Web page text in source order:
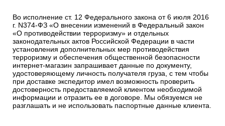
Во исполнение ст. 12 Федерального закона от 6 июля 2016
г. N374-ФЗ «О внесении изменений в Федеральный закон
«О противодействии терроризму» и отдельных
законодательных актов Российской Федерации в части
установления дополнительных мер противодействия
терроризму и обеспечения общественной безопасности
интернет-магазин запрашивает данные по документу,
удостоверяющему личность получателя груза, с тем чтобы
при доставке экспедитор имел возможность проверить
достоверность предоставляемой клиентом необходимой
информации и отразить ее в договоре. Мы обязуемся не
разглашать и не использовать паспортные данные клиента.